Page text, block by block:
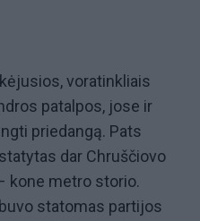
voratinkliais
patalpos, jose ir
priedangą. Pats
dar Chruščiovo
kone metro storio.
statomas partijos